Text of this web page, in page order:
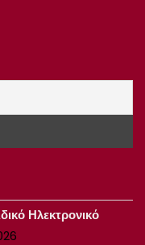
Ηλεκτρονικό